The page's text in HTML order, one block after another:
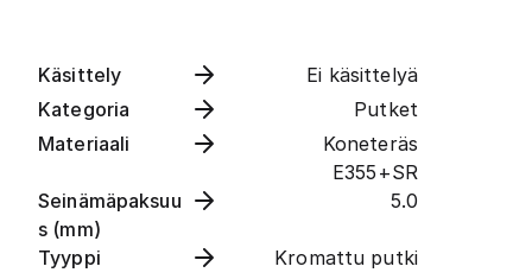
Käsittely
Ei käsittelyä
Kategoria
Putket
Materiaali
Koneteräs
E355+SR
Seinämäpaksuu
s (mm)
5.0
Tyyppi
Kromattu putki